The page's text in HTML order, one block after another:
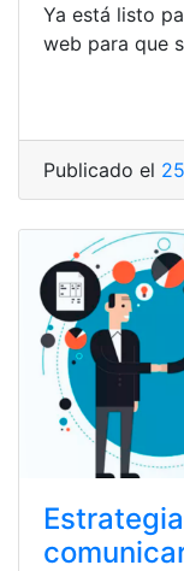
Ya está listo
web para que
Publicado el